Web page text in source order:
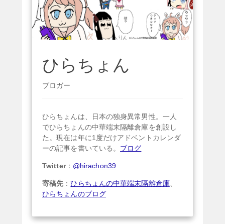
ひらちょん
ブロガー
ひらちょんは、日本の独身異常男性。一人
でひらちょんの中華端末隔離倉庫を創設し
た。現在は年に1度だけアドベントカレンダ
ーの記事を書いている。 ブログ
Twitter： @hirachon39
寄稿先 ：ひらちょんの中華端末隔離倉庫、
ひらちょんのブログ